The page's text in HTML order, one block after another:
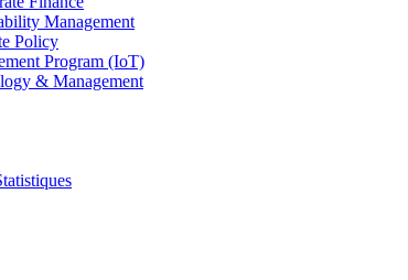
Management
Policy
Program (IoT)
& Management